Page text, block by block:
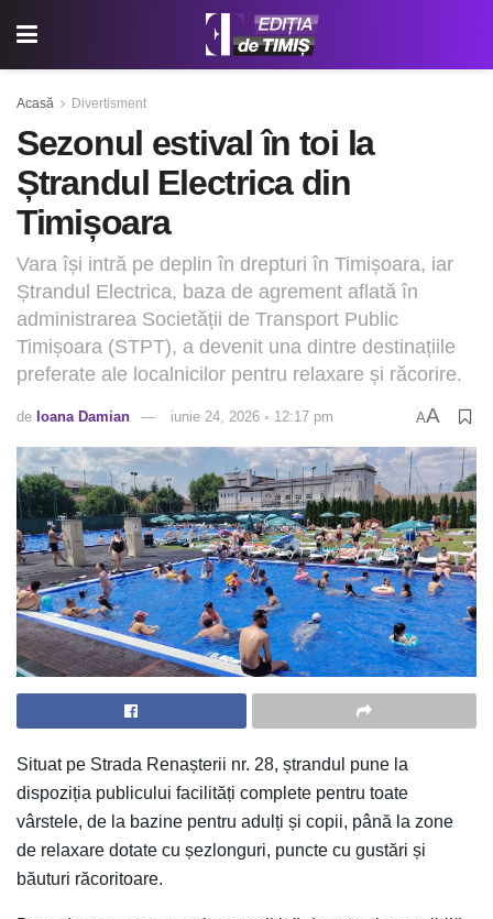
Acasă Divertisment
Sezonul estival în toi la
Ștrandul Electrica din
Timișoara
Vara își intră pe deplin în drepturi în Timișoara, iar
Ștrandul Electrica, baza de agrement aflată în
administrarea Societății de Transport Public
Timișoara (STPT), a devenit una dintre destinațiile
preferate ale localnicilor pentru relaxare și răcorire.
de Ioana Damian iunie 24, 2026 ◦ 12:17 pm AA
Situat pe Strada Renașterii nr. 28, ștrandul pune la
dispoziția publicului facilități complete pentru toate
vârstele, de la bazine pentru adulți și copii, până la zone
de relaxare dotate cu șezlonguri, puncte cu gustări și
băuturi răcoritoare.